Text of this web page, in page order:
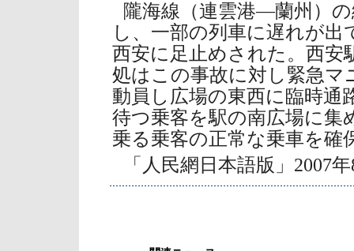
隴海線（連雲港―蘭州）
し、一部の列車に遅れが
西安に足止めされた。西安
処はこの事故に対し緊急
動員し広場の東西に臨時通
待つ乗客を駅の南広場に集
乗る乗客の正常な乗車を確
「人民網日本語版」2007